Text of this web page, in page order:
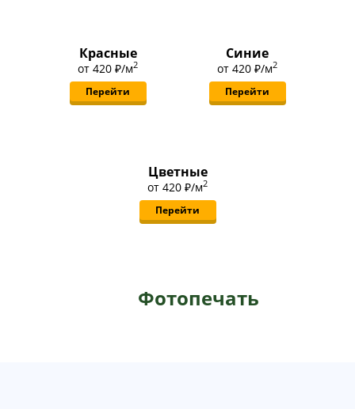
Красные
от 420 ₽/м2
Перейти
Синие
от 420 ₽/м2
Перейти
Цветные
от 420 ₽/м2
Перейти
Фотопечать